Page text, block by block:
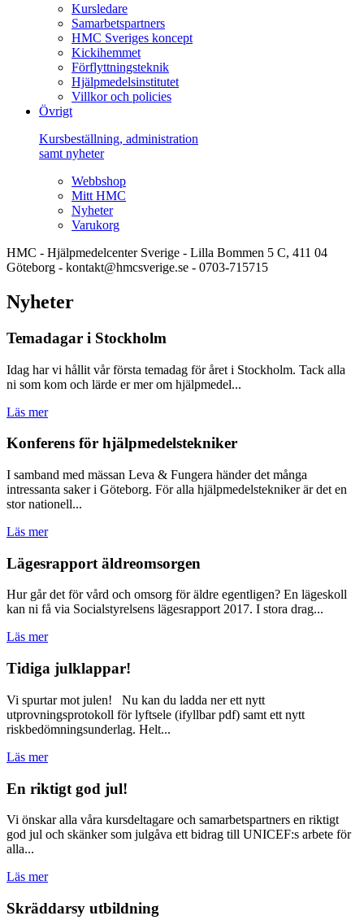
Kursledare
Samarbetspartners
HMC Sveriges koncept
Kickihemmet
Förflyttningsteknik
Hjälpmedelsinstitutet
Villkor och policies
Övrigt
Kursbeställning, administration
samt nyheter
Webbshop
Mitt HMC
Nyheter
Varukorg
HMC - Hjälpmedelcenter Sverige - Lilla Bommen 5 C, 411 04
Göteborg - kontakt@hmcsverige.se - 0703-715715
Nyheter
Temadagar i Stockholm
Idag har vi hållit vår första temadag för året i Stockholm. Tack alla
ni som kom och lärde er mer om hjälpmedel...
Läs mer
Konferens för hjälpmedelstekniker
I samband med mässan Leva & Fungera händer det många
intressanta saker i Göteborg. För alla hjälpmedelstekniker är det en
stor nationell...
Läs mer
Lägesrapport äldreomsorgen
Hur går det för vård och omsorg för äldre egentligen? En lägeskoll
kan ni få via Socialstyrelsens lägesrapport 2017. I stora drag...
Läs mer
Tidiga julklappar!
Vi spurtar mot julen! Nu kan du ladda ner ett nytt
utprovningsprotokoll för lyftsele (ifyllbar pdf) samt ett nytt
riskbedömningsunderlag. Helt...
Läs mer
En riktigt god jul!
Vi önskar alla våra kursdeltagare och samarbetspartners en riktigt
god jul och skänker som julgåva ett bidrag till UNICEF:s arbete för
alla...
Läs mer
Skräddarsy utbildning